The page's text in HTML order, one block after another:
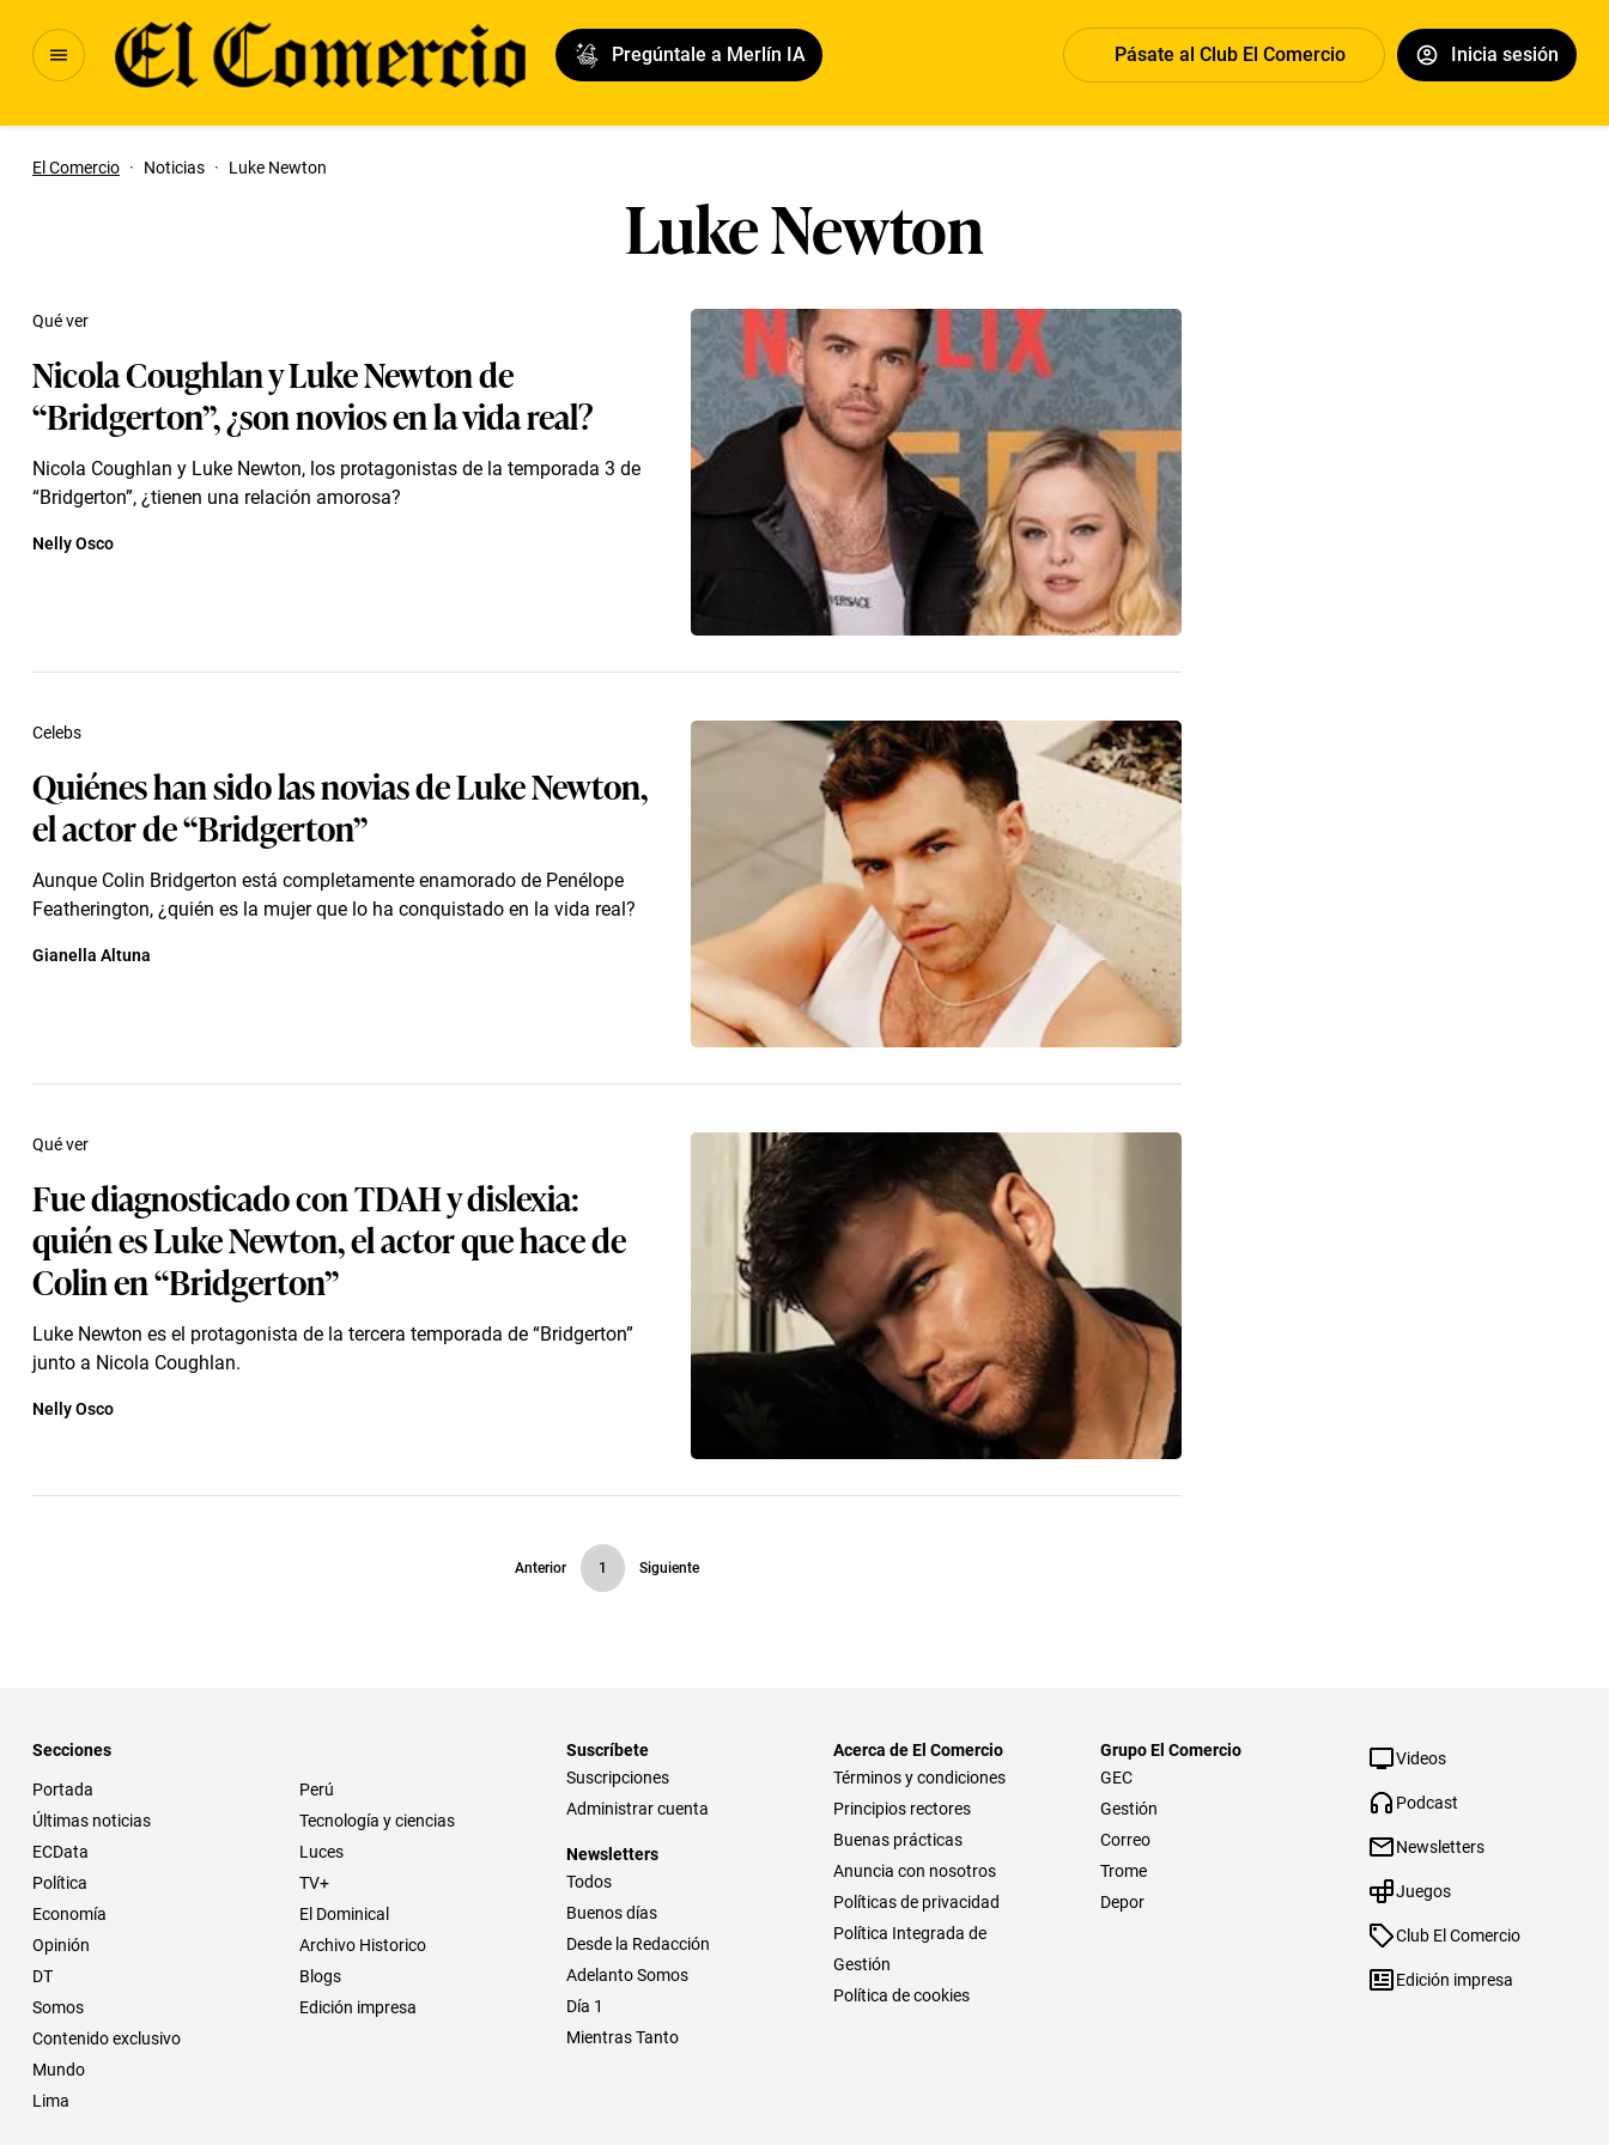
Pregúntale a Merlín IA Pásate al Club El Comercio Inicia sesión
El Comercio · Noticias · Luke Newton
Luke Newton
Nicola Coughlan y Luke Newton de
“Bridgerton”, ¿son novios en la vida real?
Nicola Coughlan y Luke Newton, los protagonistas de la temporada 3 de
“Bridgerton”, ¿tienen una relación amorosa?
Qué ver
Nelly Osco
Quiénes han sido las novias de Luke Newton,
el actor de “Bridgerton”
Aunque Colin Bridgerton está completamente enamorado de Penélope
Featherington, ¿quién es la mujer que lo ha conquistado en la vida real?
Celebs
Gianella Altuna
Fue diagnosticado con TDAH y dislexia:
quién es Luke Newton, el actor que hace de
Colin en “Bridgerton”
Luke Newton es el protagonista de la tercera temporada de “Bridgerton”
junto a Nicola Coughlan.
Qué ver
Nelly Osco
Anterior 1 Siguiente
Secciones
Portada
Últimas noticias
ECData
Política
Economía
Opinión
DT
Somos
Contenido exclusivo
Mundo
Lima
Perú
Tecnología y ciencias
Luces
TV+
El Dominical
Archivo Historico
Blogs
Edición impresa
Suscríbete
Suscripciones
Administrar cuenta
Newsletters
Todos
Buenos días
Desde la Redacción
Adelanto Somos
Día 1
Mientras Tanto
Acerca de El Comercio
Términos y condiciones
Principios rectores
Buenas prácticas
Anuncia con nosotros
Políticas de privacidad
Política Integrada de
Gestión
Política de cookies
Grupo El Comercio
GEC
Gestión
Correo
Trome
Depor
Videos
Podcast
Newsletters
Juegos
Club El Comercio
Edición impresa